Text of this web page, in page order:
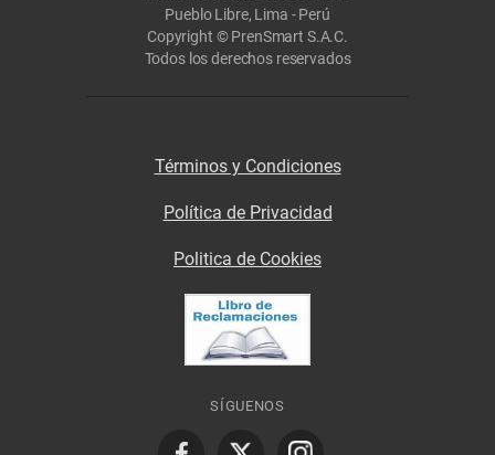
Pueblo Libre, Lima - Perú
Copyright © PrenSmart S.A.C.
Todos los derechos reservados
Términos y Condiciones
Política de Privacidad
Politica de Cookies
SÍGUENOS